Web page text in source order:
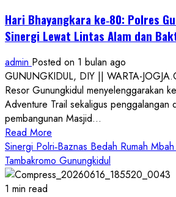
Hari Bhayangkara ke‑80: Polres
Sinergi Lewat Lintas Alam dan
admin Posted on 1 bulan ago
GUNUNGKIDUL, DIY || WARTA-
Resor Gunungkidul menyelenggarakan
Adventure Trail sekaligus penggalangan
pembangunan Masjid...
Read More
more
about
Hari
Sinergi Polri‑Baznas Bedah Rumah
Tambakromo Gunungkidul
1 min read